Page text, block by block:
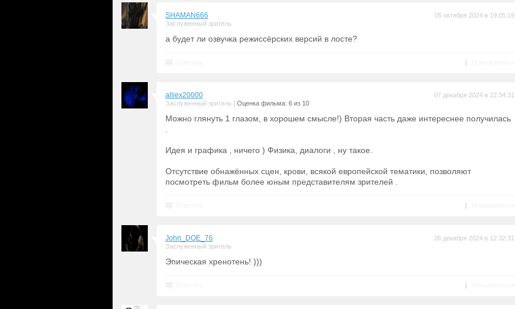
SHAMAN666
Заслуженный зритель
05 октября 2024 в 19:05:19
а будет ли озвучка режиссёрских версий в лосте?
|
alliex20000
Заслуженный зритель Оценка фильма: 6 из 10
07 декабря 2024 в 22:34:31
Можно глянуть 1 глазом, в хорошем смысле!) Вторая часть даже интереснее получилась
Идея и графика , ничего ) Физика, диалоги , ну такое.
Отсутствие обнажённых сцен, крови, всякой европейской тематики, позволяют
посмотреть фильм более юным представителям зрителей .
|
John_DOE_76
Заслуженный зритель
26 декабря 2024 в 12:32:31
Эпическая хренотень! )))
|